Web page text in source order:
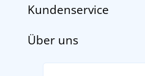
Kundenservice
Impressum
Über uns